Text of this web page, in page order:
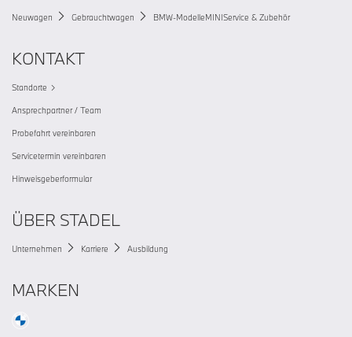
Neuwagen Gebrauchtwagen BMW-ModelleMINIService & Zubehör
KONTAKT
Standorte
Ansprechpartner / Team
Probefahrt vereinbaren
Servicetermin vereinbaren
Hinweisgeberformular
ÜBER STADEL
Unternehmen Karriere Ausbildung
MARKEN